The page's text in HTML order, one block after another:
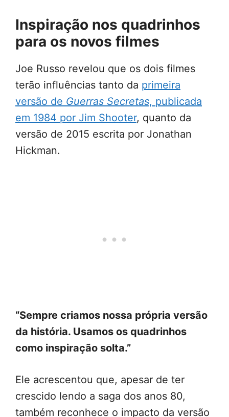
Inspiração nos quadrinhos
para os novos filmes
Joe Russo revelou que os dois filmes
terão influências tanto da primeira
versão de Guerras Secretas, publicada
em 1984 por Jim Shooter, quanto da
versão de 2015 escrita por Jonathan
Hickman.
“Sempre criamos nossa própria versão
da história. Usamos os quadrinhos
como inspiração solta.”
Ele acrescentou que, apesar de ter
crescido lendo a saga dos anos 80,
também reconhece o impacto da versão